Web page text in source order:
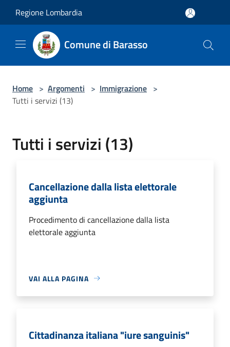
Regione Lombardia
Comune di Barasso
Home > Argomenti > Immigrazione >
Tutti i servizi (13)
Tutti i servizi (13)
Cancellazione dalla lista elettorale
aggiunta
Procedimento di cancellazione dalla lista
elettorale aggiunta
VAI ALLA PAGINA
Cittadinanza italiana "iure sanguinis"